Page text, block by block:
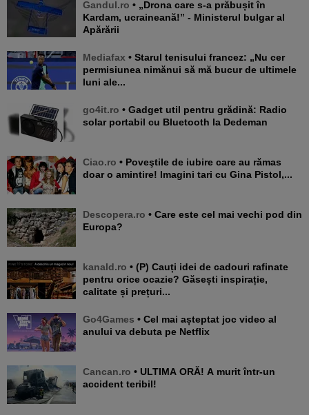
Gandul.ro • „Drona care s-a prăbușit în
Kardam, ucraineană!” - Ministerul bulgar al
Apărării
Mediafax • Starul tenisului francez: „Nu cer
permisiunea nimănui să mă bucur de ultimele
luni ale...
go4it.ro • Gadget util pentru grădină: Radio
solar portabil cu Bluetooth la Dedeman
Ciao.ro • Poveştile de iubire care au rămas
doar o amintire! Imagini tari cu Gina Pistol,...
Descopera.ro • Care este cel mai vechi pod din
Europa?
kanald.ro • (P) Cauți idei de cadouri rafinate
pentru orice ocazie? Găsești inspirație,
calitate și prețuri...
Go4Games • Cel mai așteptat joc video al
anului va debuta pe Netflix
Cancan.ro • ULTIMA ORĂ! A murit într-un
accident teribil!